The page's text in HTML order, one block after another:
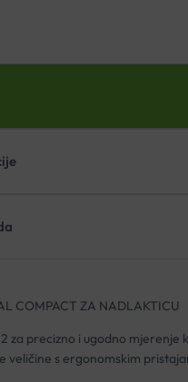
COMPACT ZA NADLAKTICU
za precizno i ugodno
veličine s ergonomskim